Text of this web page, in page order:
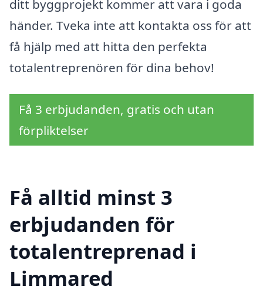
ditt byggprojekt kommer att vara i goda
händer. Tveka inte att kontakta oss för att
få hjälp med att hitta den perfekta
totalentreprenören för dina behov!
Få 3 erbjudanden, gratis och utan
förpliktelser
Få alltid minst 3
erbjudanden för
totalentreprenad i
Limmared